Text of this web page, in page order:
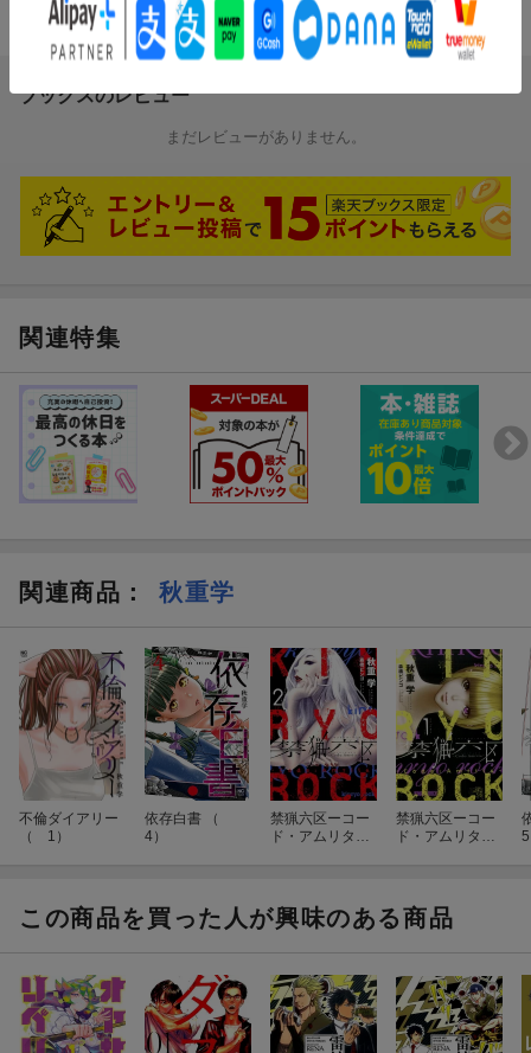
条件に満たないため、評価は表示できません。
ブックスのレビュー
まだレビューがありません。
関連特集
関連商品 ： 秋重学
不倫ダイアリー
（ 1）
依存白書 （
4）
禁猟六区ーコー
ド・アムリター
禁猟六区ーコー
ド・アムリター
この商品を買った人が興味のある商品